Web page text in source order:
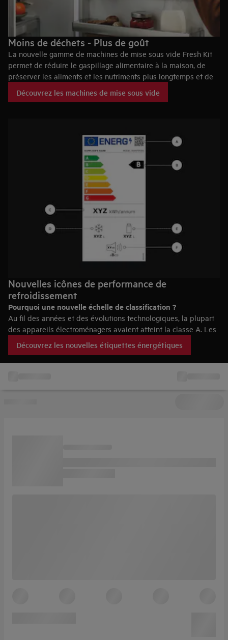
Moins de déchets - Plus de goût
La nouvelle gamme de machines de mise sous vide Fresh Kit
permet de réduire le gaspillage alimentaire à la maison, de
préserver les aliments et les nutriments plus longtemps et de
possibles. Les récipients d’aliments sous vide vont avec tous
Découvrez les machines de mise sous vide
Nouvelles icônes de performance de
refroidissement
Pourquoi une nouvelle échelle de classification ?
Au fil des années et des évolutions technologiques, la plupart
des appareils électroménagers avaient atteint la classe A. Les
différencier. Mais ces classes A à paliers +, ++, +++ étaient
floues et trompeuses pour les consommateurs.
Découvrez les nouvelles étiquettes énergétiques